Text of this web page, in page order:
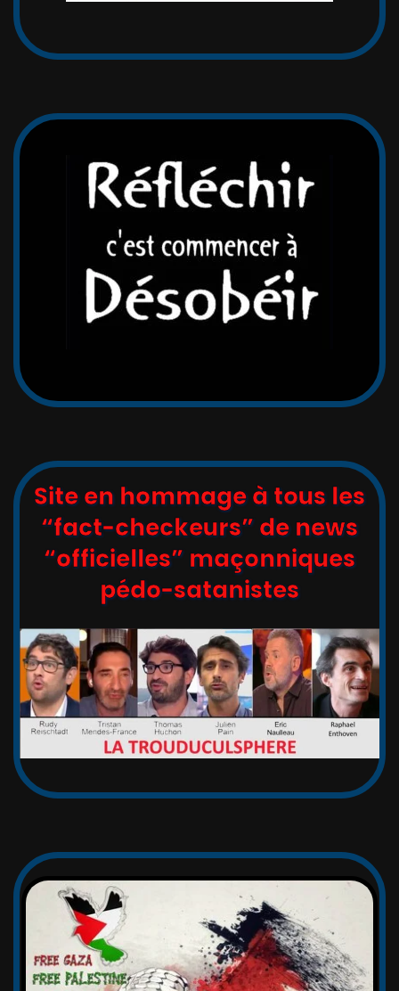
Site en hommage à tous les
“fact-checkeurs” de news
“officielles” maçonniques
pédo-satanistes